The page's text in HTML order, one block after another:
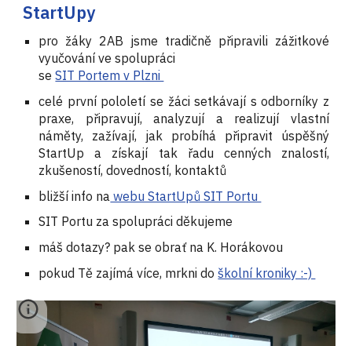
StartUpy
pro žáky 2AB jsme tradičně připravili zážitkové
vyučování ve spolupráci
seSIT Portem v Plzni
celé první pololetí se žáci setkávají s odborníky z
praxe, připravují, analyzují a realizují vlastní
náměty, zažívají, jak probíhá připravit úspěšný
StartUp a získají tak řadu cenných znalostí,
zkušeností, dovedností, kontaktů
bližší info na webu StartUpů SIT Portu
SIT Portu za spolupráci děkujeme
máš dotazy? pak se obrať na K. Horákovou
pokud Tě zajímá více, mrkni doškolní kroniky :-)